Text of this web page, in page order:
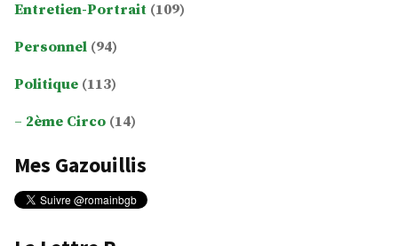
Entretien-Portrait (109)
Personnel (94)
Politique (113)
2ème Circo (14)
Mes Gazouillis